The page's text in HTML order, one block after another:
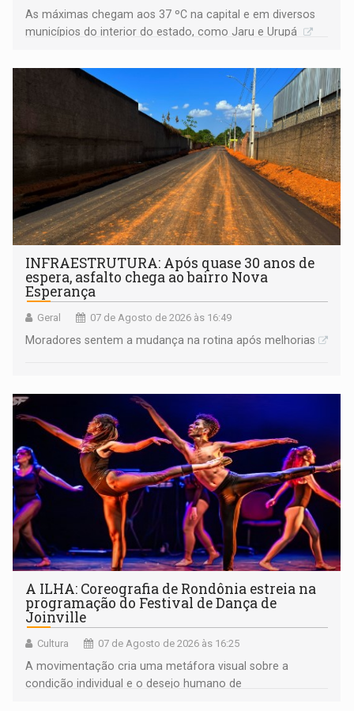
As máximas chegam aos 37 ºC na capital e em diversos
municípios do interior do estado, como Jaru e Urupá
INFRAESTRUTURA: Após quase 30 anos de
espera, asfalto chega ao bairro Nova
Esperança
Geral 07 de Agosto de 2026 às 16:49
Moradores sentem a mudança na rotina após melhorias
A ILHA: Coreografia de Rondônia estreia na
programação do Festival de Dança de
Joinville
Cultura 07 de Agosto de 2026 às 16:25
A movimentação cria uma metáfora visual sobre a
condição individual e o desejo humano de